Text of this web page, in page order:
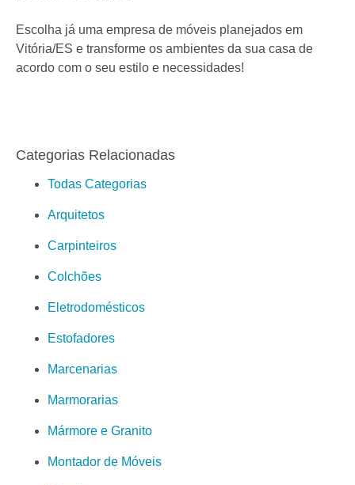
Escolha já uma empresa de móveis planejados em
Vitória/ES e transforme os ambientes da sua casa de
acordo com o seu estilo e necessidades!
Categorias Relacionadas
Todas Categorias
Arquitetos
Carpinteiros
Colchões
Eletrodomésticos
Estofadores
Marcenarias
Marmorarias
Mármore e Granito
Montador de Móveis